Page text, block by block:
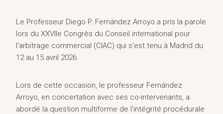
Le Professeur Diego P. Fernández Arroyo a pris la parole
lors du XXVIIe Congrès du Conseil international pour
l'arbitrage commercial (CIAC) qui s'est tenu à Madrid du
12 au 15 avril 2026.
Lors de cette occasion, le professeur Fernández
Arroyo, en concertation avec ses co-intervenants, a
abordé la question multiforme de l'intégrité procédurale